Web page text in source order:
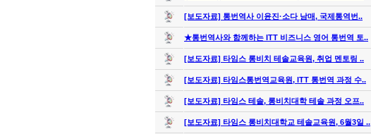
[보도자료] 통번역사 이윤진·소다 남매, 국제통역번..
★통번역사와 함께하는 ITT 비즈니스 영어 통번역 토..
[보도자료] 타임스 롱비치 테솔교육원, 취업 멘토링 ..
[보도자료] 타임스통번역교육원, ITT 통번역 과정 수..
[보도자료] 타임스 테솔, 롱비치대학 테솔 과정 오프..
[보도자료] 타임스 롱비치대학교 테솔교육원, 6월3일 ..